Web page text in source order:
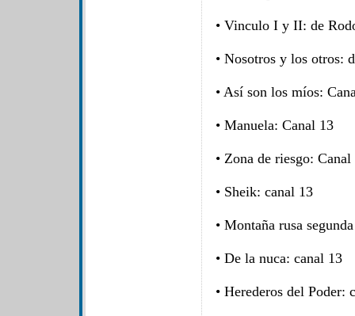
• Vinculo I y II: de
• Nosotros y los otros:
• Así son los míos:
• Manuela: Canal 13
• Zona de riesgo: Canal
• Sheik: canal 13
• Montaña rusa
• De la nuca: canal 13
• Herederos del Poder: